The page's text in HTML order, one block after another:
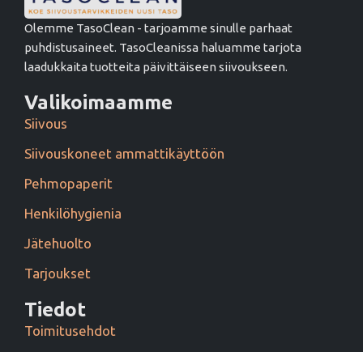
Olemme TasoClean - tarjoamme sinulle parhaat
puhdistusaineet. TasoCleanissa haluamme tarjota
laadukkaita tuotteita päivittäiseen siivoukseen.
Valikoimaamme
Siivous
Siivouskoneet ammattikäyttöön
Pehmopaperit
Henkilöhygienia
Jätehuolto
Tarjoukset
Tiedot
Toimitusehdot